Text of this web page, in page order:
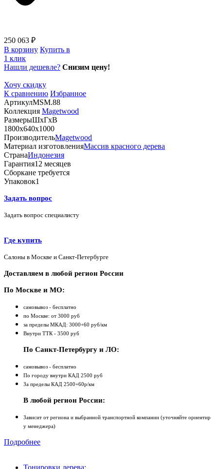
250 063 ₽
В корзину Купить в
1 клик
Нашли дешевле? Снизим цену!
Хочу скидку
К сравнению Избранное
АртикулMSM.88
Коллекция Magetwood
РазмерыШхГхВ
1800х640х1000
ПроизводительMagetwood
Материал изготовленияМассив красного дерева
СтранаИндонезия
Гарантия12 месяцев
Сборкане требуется
Упаковок1
Задать вопрос
Задать вопрос специалисту
Где купить
Салоны в Москве и Санкт-Петербурге
Доставляем в любой регион России
По Москве и МО:
самовывоз - бесплатно
по Москве: от 3000 руб
за пределы МКАД: 3000+60 руб/км
Внутри ТТК - 3500 руб
По Санкт-Петербургу и ЛО:
самовывоз - бесплатно
По городу внутри КАД 2500 руб
За пределы КАД 2500+60р/км
В любой регион России:
Зависит от региона и выбранной транспортной компании (уточняйте ориентир
у менеджера)
Подробнее